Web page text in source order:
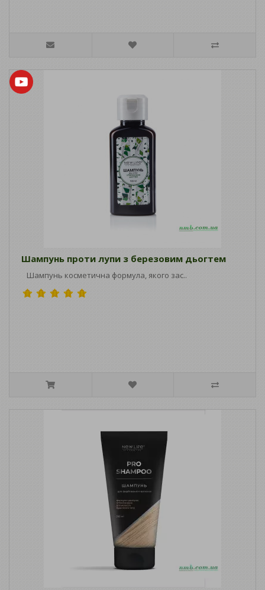
Шампунь проти лупи з березовим дьогтем
Шампунь косметична формула, якого зас..